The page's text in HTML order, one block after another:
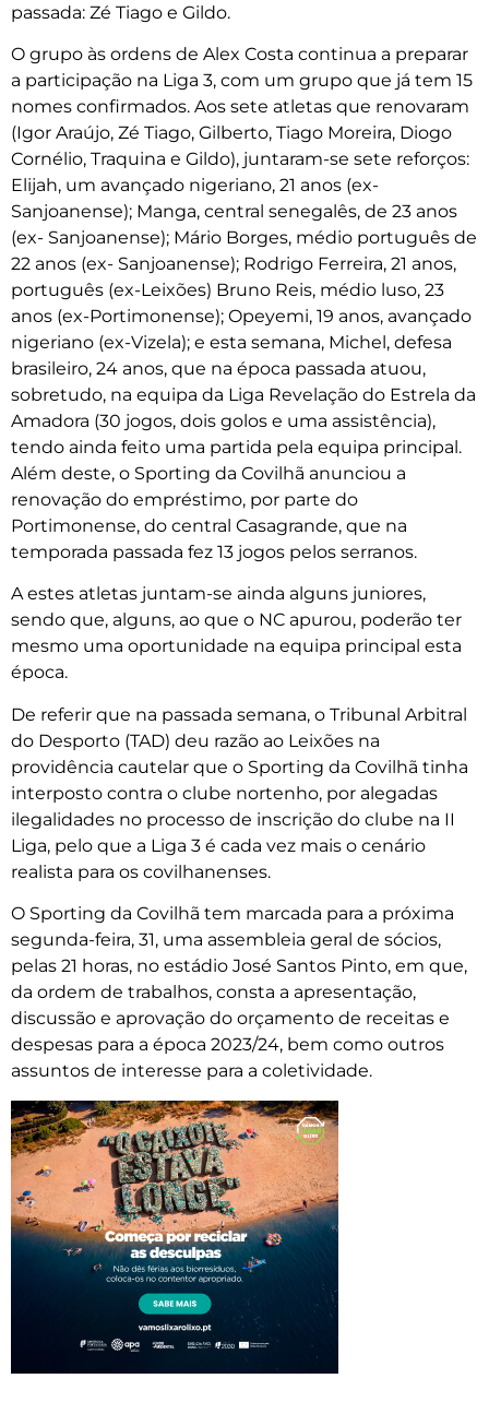
passada: Zé Tiago e Gildo.
O grupo às ordens de Alex Costa continua a preparar
a participação na Liga 3, com um grupo que já tem 15
nomes confirmados. Aos sete atletas que renovaram
(Igor Araújo, Zé Tiago, Gilberto, Tiago Moreira, Diogo
Cornélio, Traquina e Gildo), juntaram-se sete reforços:
Elijah, um avançado nigeriano, 21 anos (ex-
Sanjoanense); Manga, central senegalês, de 23 anos
(ex- Sanjoanense); Mário Borges, médio português de
22 anos (ex- Sanjoanense); Rodrigo Ferreira, 21 anos,
português (ex-Leixões) Bruno Reis, médio luso, 23
anos (ex-Portimonense); Opeyemi, 19 anos, avançado
nigeriano (ex-Vizela); e esta semana, Michel, defesa
brasileiro, 24 anos, que na época passada atuou,
sobretudo, na equipa da Liga Revelação do Estrela da
Amadora (30 jogos, dois golos e uma assistência),
tendo ainda feito uma partida pela equipa principal.
Além deste, o Sporting da Covilhã anunciou a
renovação do empréstimo, por parte do
Portimonense, do central Casagrande, que na
temporada passada fez 13 jogos pelos serranos.
A estes atletas juntam-se ainda alguns juniores,
sendo que, alguns, ao que o NC apurou, poderão ter
mesmo uma oportunidade na equipa principal esta
época.
De referir que na passada semana, o Tribunal Arbitral
do Desporto (TAD) deu razão ao Leixões na
providência cautelar que o Sporting da Covilhã tinha
interposto contra o clube nortenho, por alegadas
ilegalidades no processo de inscrição do clube na II
Liga, pelo que a Liga 3 é cada vez mais o cenário
realista para os covilhanenses.
O Sporting da Covilhã tem marcada para a próxima
segunda-feira, 31, uma assembleia geral de sócios,
pelas 21 horas, no estádio José Santos Pinto, em que,
da ordem de trabalhos, consta a apresentação,
discussão e aprovação do orçamento de receitas e
despesas para a época 2023/24, bem como outros
assuntos de interesse para a coletividade.